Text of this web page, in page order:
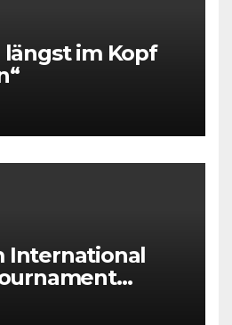
im Kopf
International
2025